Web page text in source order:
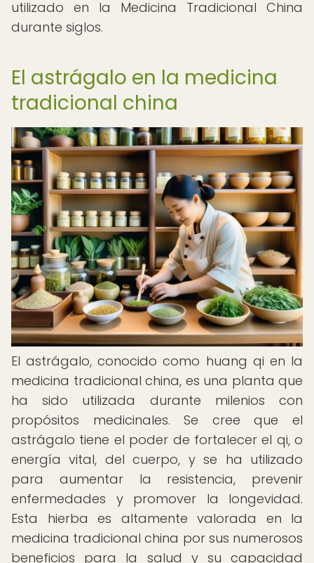
utilizado en la Medicina Tradicional China
durante siglos.
El astrágalo en la medicina
tradicional china
El astrágalo, conocido como huang qi en la
medicina tradicional china, es una planta que
ha sido utilizada durante milenios con
propósitos medicinales. Se cree que el
astrágalo tiene el poder de fortalecer el qi, o
energía vital, del cuerpo, y se ha utilizado
para aumentar la resistencia, prevenir
enfermedades y promover la longevidad.
Esta hierba es altamente valorada en la
medicina tradicional china por sus numerosos
beneficios para la salud y su capacidad